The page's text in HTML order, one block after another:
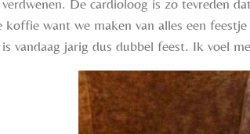
koffie want we maken van alles een
is vandaag jarig dus dubbel feest. Ik voel